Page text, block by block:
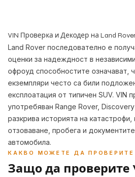
VIN Проверка и Декодер на Land
Land Rover последователно е
оценки за надеждност в
офроуд способностите означават,
екземпляри често са били
експлоатация от типичен SUV. VIN
употребяван Range Rover,
разкрива историята на катастрофи,
отзоваване, пробега и
автомобила.
КАКВО МОЖЕТЕ ДА ПРОВЕРИТЕ
Защо да проверите